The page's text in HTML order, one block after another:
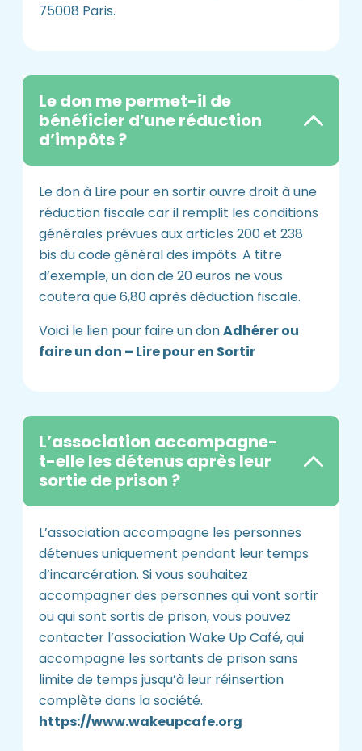
75008 Paris.
Le don me permet-il de
bénéficier d’une réduction
d’impôts ?
Le don à Lire pour en sortir ouvre droit à une
réduction fiscale car il remplit les conditions
générales prévues aux articles 200 et 238
bis du code général des impôts. A titre
d’exemple, un don de 20 euros ne vous
coutera que 6,80 après déduction fiscale.
Voici le lien pour faire un donAdhérer ou
faire un don – Lire pour en Sortir
L’association accompagne-
t-elle les détenus après leur
sortie de prison ?
L’association accompagne les personnes
détenues uniquement pendant leur temps
d’incarcération. Si vous souhaitez
accompagner des personnes qui vont sortir
ou qui sont sortis de prison, vous pouvez
contacter l’association Wake Up Café, qui
accompagne les sortants de prison sans
limite de temps jusqu’à leur réinsertion
complète dans la société.
https://www.wakeupcafe.org